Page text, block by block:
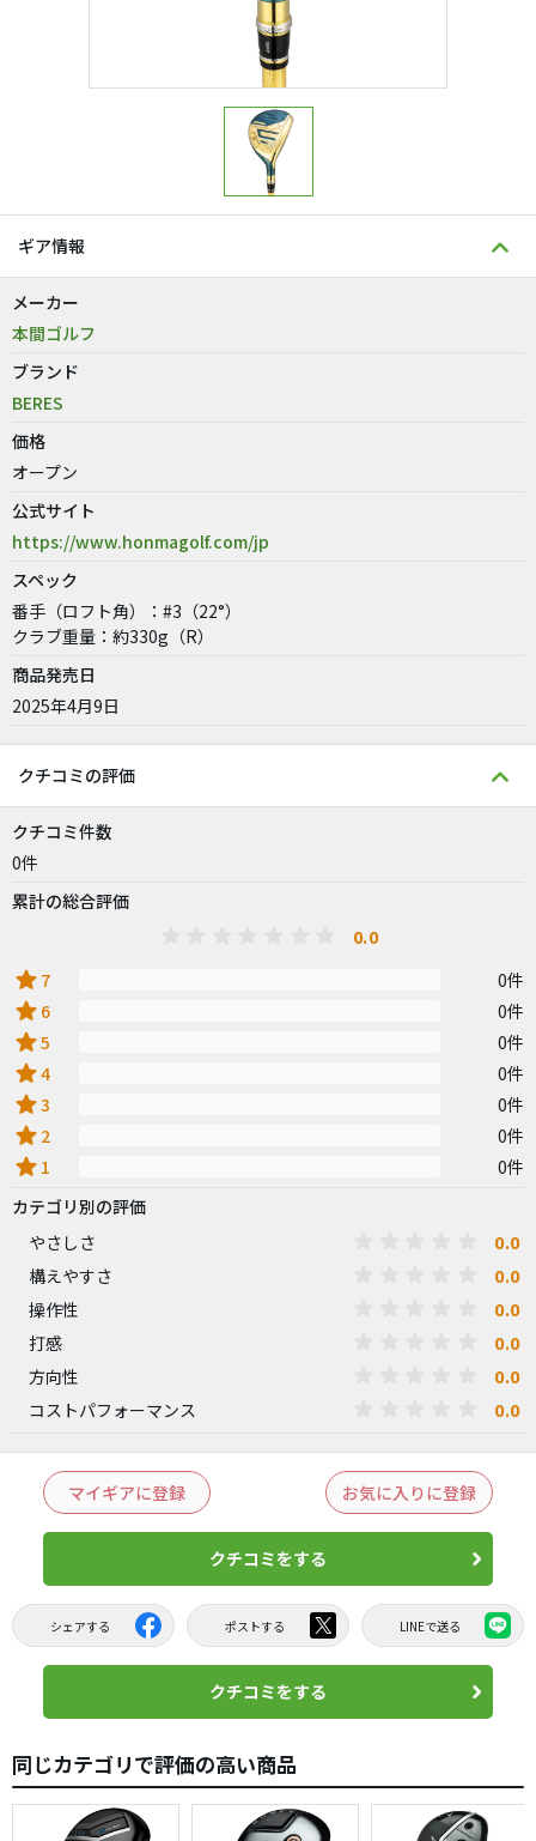
ギア情報
メーカー
本間ゴルフ
ブランド
BERES
価格
オープン
公式サイト
https://www.honmagolf.com/jp
スペック
番手（ロフト角）：#3（22°）
クラブ重量：約330g（R）
商品発売日
2025年4月9日
クチコミの評価
クチコミ件数
0件
累計の総合評価
0.0
star 7 0件
star 6 0件
star5 0件
star4 0件
star3 0件
star 2 0件
star 1
0件
カテゴリ別の評価
やさしさ
0.0
構えやすさ 0.0
操作性 0.0
打感 0.0
方向性 0.0
コストパフォーマンス 0.0
マイギアに登録 お気に入りに登録
クチコミをする
シェアする ポストする LINEで送る
クチコミをする
同じカテゴリで評価の高い商品